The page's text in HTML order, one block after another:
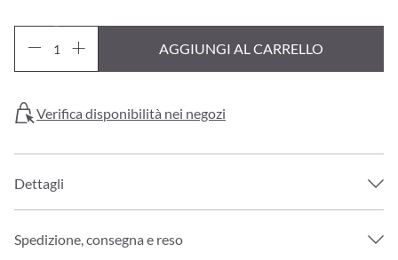
AGGIUNGI AL CARRELLO
Verifica disponibilità nei negozi
Dettagli
Spedizione, consegna e reso